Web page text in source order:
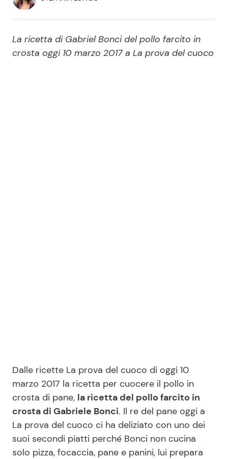
Economia
Persone Scomparse Programmi TV
Salute
Viaggi e Turismo
Festività
Ricette Facili e Veloci
Ricette Feste
Ricette per Bambini
La ricetta di Gabriel Bonci del pollo farcito in
crosta oggi 10 marzo 2017 a La prova del cuoco
Dalle ricette La prova del cuoco di oggi 10
marzo 2017 la ricetta per cuocere il pollo in
crosta di pane, la ricetta del pollo farcito in
crosta di Gabriele Bonci. Il re del pane oggi a
La prova del cuoco ci ha deliziato con uno dei
suoi secondi piatti perché Bonci non cucina
solo pizza, focaccia, pane e panini, lui prepara